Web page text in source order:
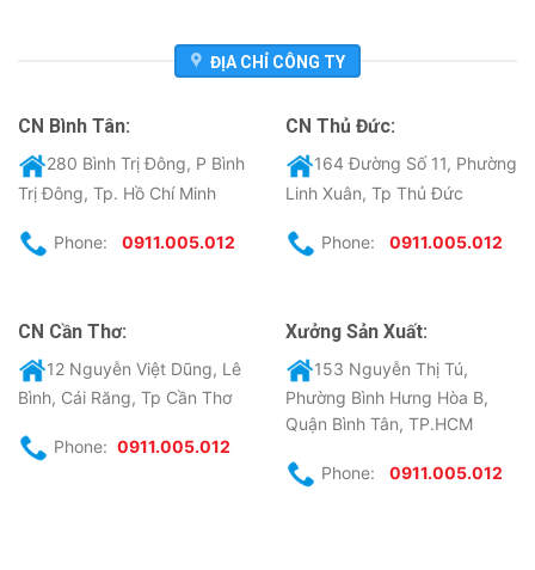
ĐỊA CHỈ CÔNG TY
CN Bình Tân:
280 Bình Trị Đông, P Bình
Trị Đông, Tp. Hồ Chí Minh
Phone: 0911.005.012
CN Thủ Đức:
164 Đường Số 11, Phường
Linh Xuân, Tp Thủ Đức
Phone: 0911.005.012
CN Cần Thơ:
12 Nguyễn Việt Dũng, Lê
Bình, Cái Răng, Tp Cần Thơ
Phone: 0911.005.012
Xưởng Sản Xuất:
153 Nguyễn Thị Tú,
Phường Bình Hưng Hòa B,
Quận Bình Tân, TP.HCM
Phone: 0911.005.012